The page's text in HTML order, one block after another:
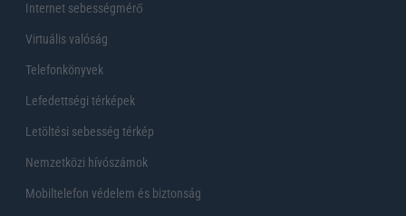
Internet sebességmérő
Virtuális valóság
Telefonkönyvek
Lefedettségi térképek
Letöltési sebesség térkép
Nemzetközi hívószámok
Mobiltelefon védelem és biztonság